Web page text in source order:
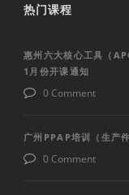
热门课程
惠州六大核心工具（
1月份开课通知
0 Comment
广州PPAP培训（生产
0 Comment